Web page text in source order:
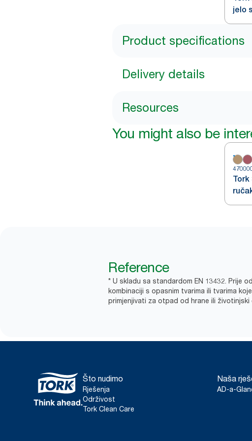
jelo
Product specifications
Delivery details
Resources
You might also be
Reference
* U skladu sa standardom EN 13432. Prije
kombinaciji s opasnim tvarima ili tvarima
primjenjivati za otpad od hrane ili
Što nudimo
Rješenja
Održivost
Tork Clean Care
Naša
AD-a-